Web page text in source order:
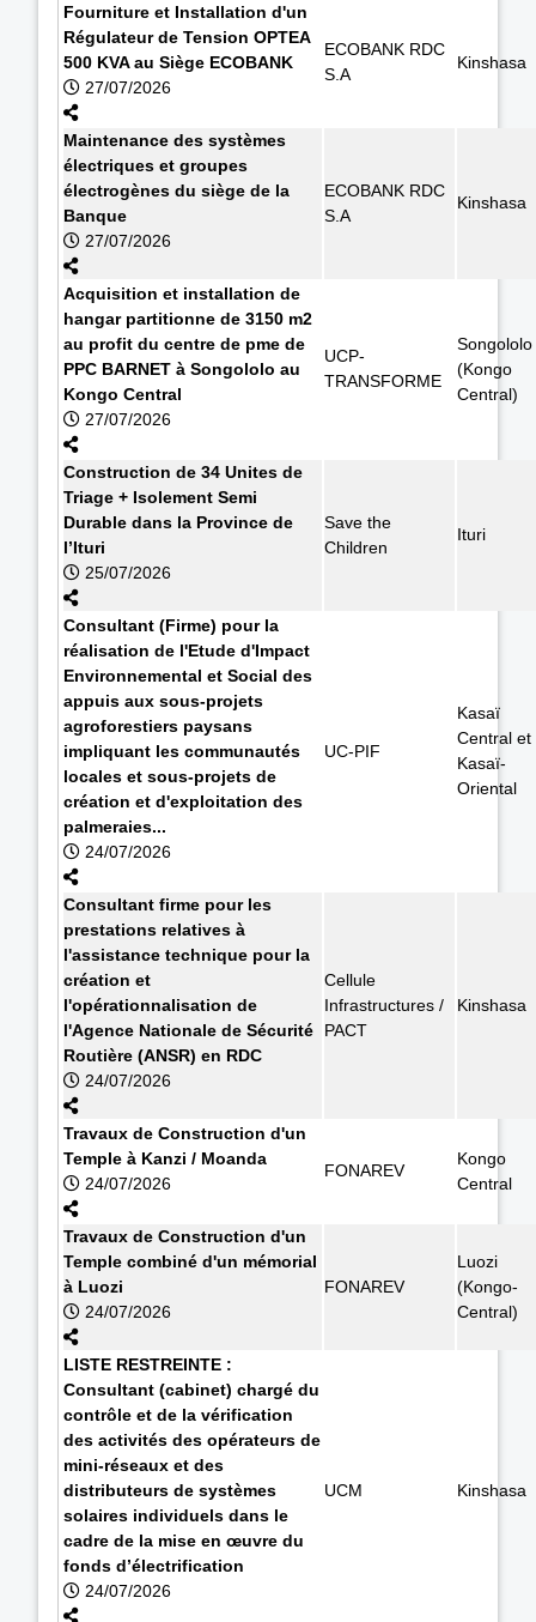
Fourniture et Installation d'un
Régulateur de Tension OPTEA
500 KVA au Siège ECOBANK
27/07/2026
ECOBANK RDC
S.A
Kinshasa
Maintenance des systèmes
électriques et groupes
électrogènes du siège de la
Banque
27/07/2026
ECOBANK RDC
S.A
Kinshasa
Acquisition et installation de
hangar partitionne de 3150 m2
au profit du centre de pme de
PPC BARNET à Songololo au
Kongo Central
27/07/2026
UCP-
TRANSFORME
Songololo
(Kongo
Central)
Construction de 34 Unites de
Triage + Isolement Semi
Durable dans la Province de
l’Ituri
25/07/2026
Save the
Children
Ituri
Consultant (Firme) pour la
réalisation de l'Etude d'Impact
Environnemental et Social des
appuis aux sous-projets
agroforestiers paysans
impliquant les communautés
locales et sous-projets de
création et d'exploitation des
palmeraies...
24/07/2026
UC-PIF
Kasaï
Central et
Kasaï-
Oriental
Consultant firme pour les
prestations relatives à
l'assistance technique pour la
création et
l'opérationnalisation de
l'Agence Nationale de Sécurité
Routière (ANSR) en RDC
24/07/2026
Cellule
Infrastructures /
PACT
Kinshasa
Travaux de Construction d'un
Temple à Kanzi / Moanda
24/07/2026
FONAREV
Kongo
Central
Travaux de Construction d'un
Temple combiné d'un mémorial
à Luozi
24/07/2026
FONAREV
Luozi
(Kongo-
Central)
LISTE RESTREINTE :
Consultant (cabinet) chargé du
contrôle et de la vérification
des activités des opérateurs de
mini-réseaux et des
distributeurs de systèmes
solaires individuels dans le
cadre de la mise en œuvre du
fonds d’électrification
24/07/2026
UCM Kinshasa